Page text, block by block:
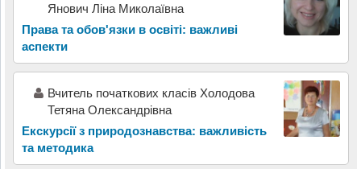
Янович Ліна Миколаївна
Права та обов'язки в освіті: важливі
аспекти
Вчитель початкових класів Холодова
Тетяна Олександрівна
Екскурсії з природознавства: важливість
та методика